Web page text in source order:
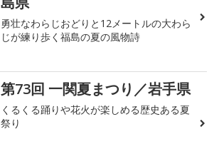
勇壮なわらじおどりと12メートルの大わら
じが練り歩く福島の夏の風物詩
第73回 一関夏まつり／岩手県
くるくる踊りや花火が楽しめる歴史ある夏
祭り